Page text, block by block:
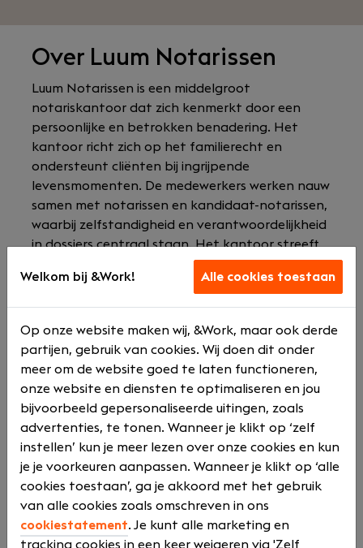
Over Luum Notarissen
Luum Notarissen is een middelgroot
notariskantoor dat zich kenmerkt door een
persoonlijke en betrokken benadering. Het
kantoor richt zich op het familierecht en
ondersteunt cliënten bij ingrijpende
levensmomenten. De medewerkers werken nauw
samen met notarissen en kandidaat-notarissen,
waarbij zelfstandigheid en verantwoordelijkheid
in dossiers centraal staan. Het kantoor streeft
naar helderheid en vertrouwen in alle contacten
en processen.
Wat Luum Notarissen doet
In grote lijnen houdt Luum Notarissen zich bezig
met:
Opstellen van testamenten
Opstellen van huwelijkse voorwaarden
Opstellen van samenlevingscontracten
Ondersteuning bij estate planning
Afwikkeling van nalatenschappen
Beheren en bewaken van dossiers en
termijnen
Verbeteren van processen en
Welkom bij &Work! Alle cookies toestaan
Op onze website maken wij, &Work, maar ook derde
partijen, gebruik van cookies. Wij doen dit onder
meer om de website goed te laten functioneren,
onze website en diensten te optimaliseren en jou
bijvoorbeeld gepersonaliseerde uitingen, zoals
advertenties, te tonen. Wanneer je klikt op ‘zelf
instellen’ kun je meer lezen over onze cookies en kun
je je voorkeuren aanpassen. Wanneer je klikt op ‘alle
cookies toestaan’, ga je akkoord met het gebruik
van alle cookies zoals omschreven in ons
cookiestatement. Je kunt alle marketing en
tracking cookies in een keer weigeren via 'Zelf